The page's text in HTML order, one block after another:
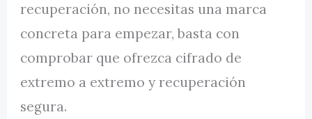
recuperación, no necesitas una marca
concreta para empezar, basta con
comprobar que ofrezca cifrado de
extremo a extremo y recuperación
segura.